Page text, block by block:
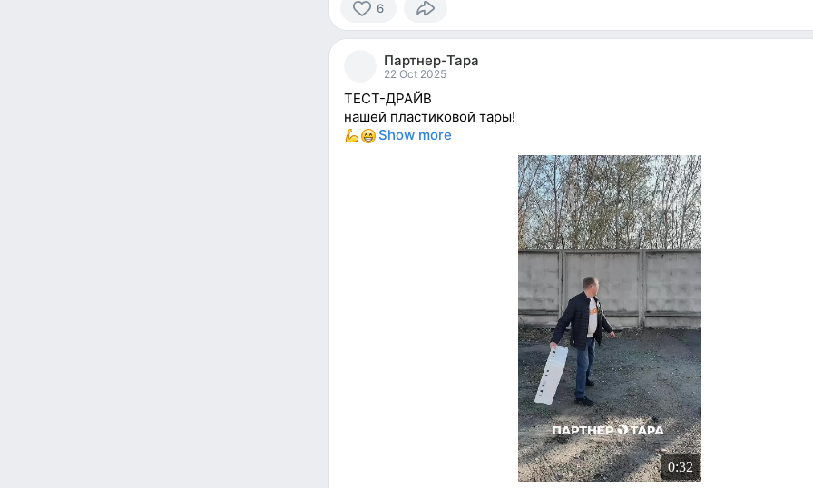
6
6
Партнер-Тара
22 Oct 2025
ТЕСТ-ДРАЙВ
нашей пластиковой тары!
Show more
0:32